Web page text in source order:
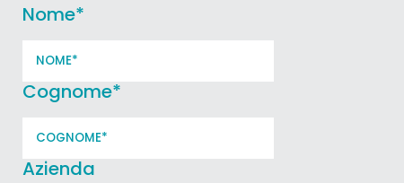
Nome*
Cognome*
Azienda